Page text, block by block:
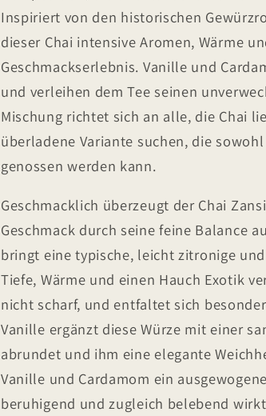
Inspiriert von den historischen
dieser Chai intensive Aromen, Wärme
Geschmackserlebnis. Vanille und
und verleihen dem Tee seinen
Mischung richtet sich an alle, die Chai
überladene Variante suchen, die
genossen werden kann.
Geschmacklich überzeugt der Chai
Geschmack durch seine feine Balance
bringt eine typische, leicht zitronige
Tiefe, Wärme und einen Hauch Exotik
nicht scharf, und entfaltet sich
Vanille ergänzt diese Würze mit einer
abrundet und ihm eine elegante
Vanille und Cardamom ein
beruhigend und zugleich belebend